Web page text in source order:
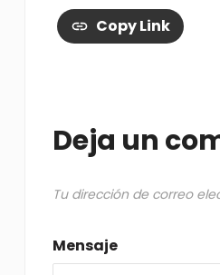
Copy Link
Deja un
Tu dirección de correo
Mensaje